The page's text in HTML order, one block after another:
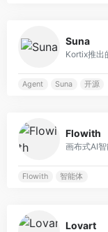
Suna
Kortix推出
Agent Suna 开源
Flowith
画布式AI
Flowith 智能体
Lovart